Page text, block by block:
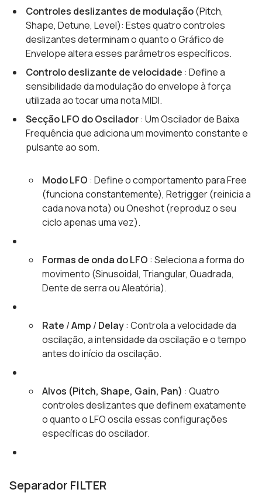
Controles deslizantes de modulação(Pitch,
Shape, Detune, Level): Estes quatro controles
deslizantes determinam o quanto o Gráfico de
Envelope altera esses parâmetros específicos.
Controlo deslizante de velocidade : Define a
sensibilidade da modulação do envelope à força
utilizada ao tocar uma nota MIDI.
Secção LFO do Oscilador: Um Oscilador de Baixa
Frequência que adiciona um movimento constante e
pulsante ao som.
Modo LFO : Define o comportamento para Free
(funciona constantemente), Retrigger (reinicia a
cada nova nota) ou Oneshot (reproduz o seu
ciclo apenas uma vez).
Formas de onda do LFO : Seleciona a forma do
movimento (Sinusoidal, Triangular, Quadrada,
Dente de serra ou Aleatória).
Rate /Amp / Delay: Controla a velocidade da
oscilação, a intensidade da oscilação e o tempo
antes do início da oscilação.
Alvos (Pitch, Shape, Gain, Pan) : Quatro
controles deslizantes que definem exatamente
o quanto o LFO oscila essas configurações
específicas do oscilador.
Separador FILTER